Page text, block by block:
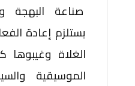
صناعة البهجة
يستلزم إعادة
الغلاة وغيبوها
الموسيقية